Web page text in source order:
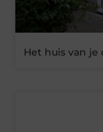
Het huis van